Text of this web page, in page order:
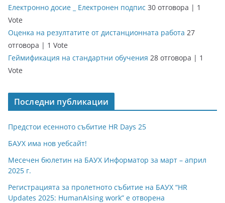
Електронно досие _ Електронен подпис 30 отговора | 1
Vote
Оценка на резултатите от дистанционната работа 27
отговора | 1 Vote
Геймификация на стандартни обучения 28 отговора | 1
Vote
Последни публикации
Предстои есенното събитие HR Days 25
БАУХ има нов уебсайт!
Месечен бюлетин на БАУХ Информатор за март – април
2025 г.
Регистрацията за пролетното събитие на БАУХ “HR
Updates 2025: HumanAIsing work” е отворена